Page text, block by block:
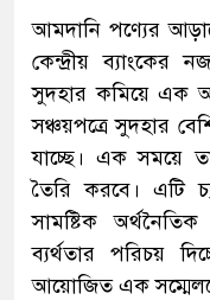
আমদানি পণ্যের
কেন্দ্রীয় ব্যাংকের
সুদহার কমিয়ে এক
সঞ্চয়পত্রে সুদহার
যাচ্ছে। এক সময়ে
তৈরি করবে। এটি
সামষ্টিক অর্থনৈতিক
ব্যর্থতার পরিচয়
আয়োজিত এক